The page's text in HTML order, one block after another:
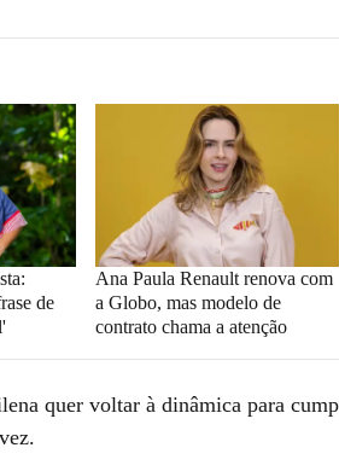
de
Ana Paula Renault renova com
a Globo, mas modelo de
contrato chama a atenção
quer voltar à dinâmica para